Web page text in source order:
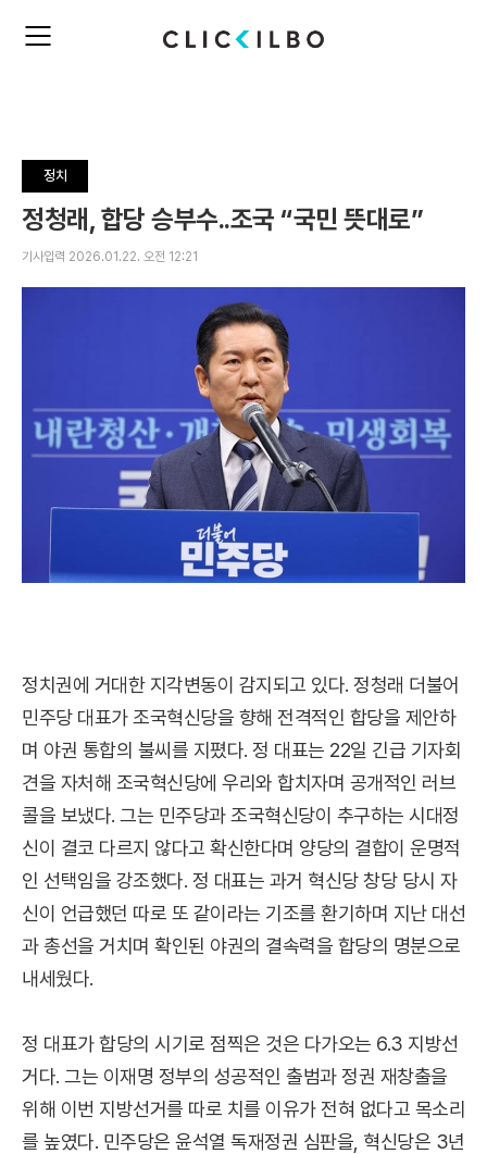
주
뉴
펼
치
기
정치
정청래, 합당 승부수..조국 “국민 뜻대로”
기사입력 2026.01.22. 오전 12:21
정치권에 거대한 지각변동이 감지되고 있다. 정청래 더불어
민주당 대표가 조국혁신당을 향해 전격적인 합당을 제안하
며 야권 통합의 불씨를 지폈다. 정 대표는 22일 긴급 기자회
견을 자처해 조국혁신당에 우리와 합치자며 공개적인 러브
콜을 보냈다. 그는 민주당과 조국혁신당이 추구하는 시대정
신이 결코 다르지 않다고 확신한다며 양당의 결합이 운명적
인 선택임을 강조했다. 정 대표는 과거 혁신당 창당 당시 자
신이 언급했던 따로 또 같이라는 기조를 환기하며 지난 대선
과 총선을 거치며 확인된 야권의 결속력을 합당의 명분으로
내세웠다.
정 대표가 합당의 시기로 점찍은 것은 다가오는 6.3 지방선
거다. 그는 이재명 정부의 성공적인 출범과 정권 재창출을
위해 이번 지방선거를 따로 치를 이유가 전혀 없다고 목소리
를 높였다. 민주당은 윤석열 독재정권 심판을, 혁신당은 3년